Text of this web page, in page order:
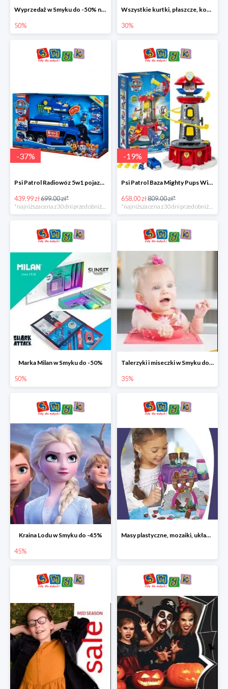
Wyprzedaż w Smyku do -50% na ubrania i buty
50%
Wszystkie kurtki, płaszcze, kombinezony i spodnie narciarskie -30%
30%
-37%
Psi Patrol Radiowóz 5w1 pojazd ratunkowy z figurką Chase'a -37%
439.99 zł699.00 zł*
-19%
Psi Patrol Baza Mighty Pups Wieża obserwacyjna+pojazd z figurką -19%
658.00 zł809.00 zł*
Marka Milan w Smyku do -50%
50%
Talerzyki i miseczki w Smyku do -35%
35%
Kraina Lodu w Smyku do -45%
45%
Masy plastyczne, mozaiki, układanki do -45%